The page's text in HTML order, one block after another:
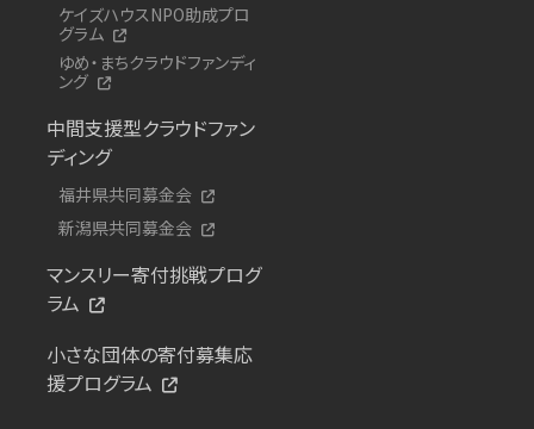
ケイズハウスNPO助成プロ
グラム
ゆめ・まちクラウドファンディ
ング
中間支援型クラウドファン
ディング
福井県共同募金会
新潟県共同募金会
マンスリー寄付挑戦プログ
ラム
小さな団体の寄付募集応
援プログラム